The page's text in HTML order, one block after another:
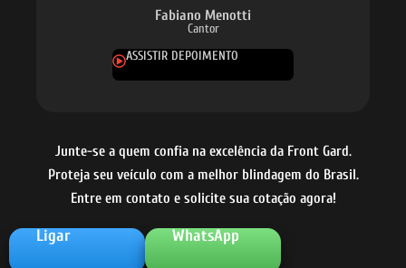
Fabiano Menotti
Cantor
ASSISTIR DEPOIMENTO
Junte-se a quem confia na excelência da Front Gard.
Proteja seu veículo com a melhor blindagem do Brasil.
Entre em contato e solicite sua cotação agora!
Ligar WhatsApp